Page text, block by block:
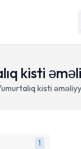
kisti
kisti
1